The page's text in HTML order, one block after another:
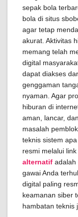
sepak bola
bola di situs
agar tetap
akurat. Aktivitas
memang telah
digital
dapat diakses
genggaman
nyaman. Agar
hiburan di
aman, lancar,
masalah
teknis sistem
resmi melalui
alternatif adalah
gawai Anda
digital paling
keamanan siber
hambatan teknis